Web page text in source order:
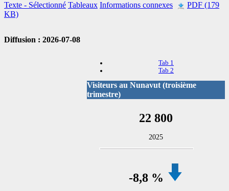
Texte - Sélectionné Tableaux Informations connexes
PDF (179
KB)
Diffusion : 2026-07-08
Tab 1
Tab 2
Visiteurs au Nunavut (troisième
trimestre)
22 800
2025
-8,8 %